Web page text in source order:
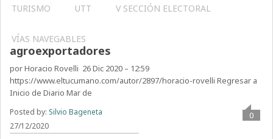
TURISMO UTT V SECCIÓN ELECTORAL
VÍAS NAVEGABLES
La propuesta de los
agroexportadores
por Horacio Rovelli 26 Dic 2020 – 12:59
https://www.eltucumano.com/autor/2897/horacio-rovelli Regresar a
Inicio de Diario Mar de
Posted by: Silvio Bageneta
27/12/2020
0